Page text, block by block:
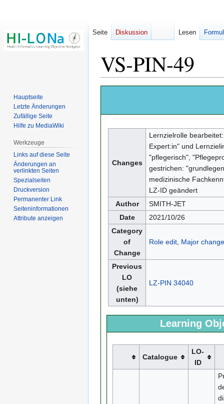
VS-PIN-49
springen
springen
Changes
Lernzielrolle
Expert:in" und
"pflegerisch",
gestrichen:
medizinische
LZ-ID geändert
Author
SMITH-JET
Date
2021/10/26
Category
of
Change
Role edit, Major change
Previous
LO
(siehe
unten)
LZ-PIN 34040
Learning
Catalogue
LO-
ID
Seite Diskussion Lesen
Hauptseite
Letzte Änderungen
Zufällige Seite
Hilfe zu MediaWiki
Werkzeuge
Links auf diese Seite
Änderungen an
verlinkten Seiten
Spezialseiten
Druckversion
Permanenter Link
Seiten­­informationen
Attribute anzeigen